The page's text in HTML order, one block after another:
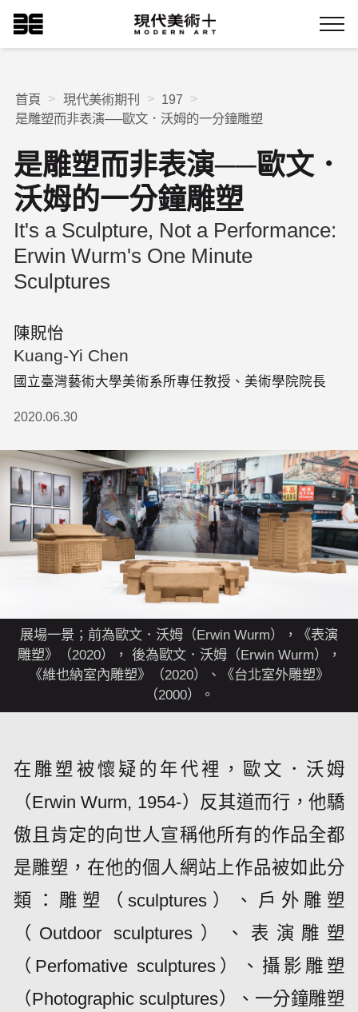
到
主
現代美術+Logo
Menu
首頁 現代美術期刊
197
是雕塑而非表演──歐文．沃姆的一分鐘雕塑
是雕塑而非表演──歐文．
沃姆的一分鐘雕塑
It's a Sculpture, Not a Performance:
Erwin Wurm's One Minute
Sculptures
陳貺怡
Kuang-Yi Chen
國立臺灣藝術大學美術系所專任教授、美術學院院長
2020.06.30
展場一景；前為歐文．沃姆（Erwin Wurm），《表演
雕塑》（2020）， 後為歐文．沃姆（Erwin Wurm），
《維也納室內雕塑》（2020）、《台北室外雕塑》
（2000）。
在雕塑被懷疑的年代裡，歐文．沃姆
（Erwin Wurm, 1954-）反其道而行，他驕
傲且肯定的向世人宣稱他所有的作品全都
是雕塑，在他的個人網站上作品被如此分
類：雕塑（sculptures）、戶外雕塑
（Outdoor sculptures）、表演雕塑
（Perfomative sculptures）、攝影雕塑
（Photographic sculptures）、一分鐘雕塑